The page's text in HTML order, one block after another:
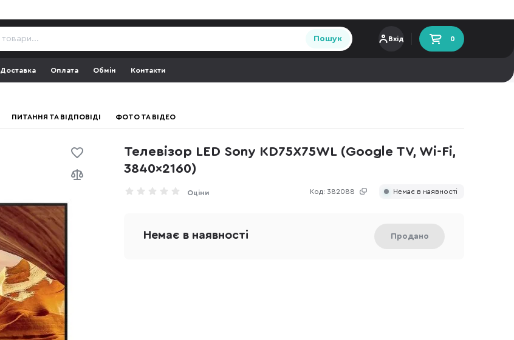
Пошук Вхід 0
Доставка Оплата Обмін Контакти
ПИТАННЯ ТА ВІДПОВІДІ ФОТО ТА ВІДЕО
Телевізор LED Sony KD75X75WL (Google TV, Wi-Fi,
3840x2160)
Код: 382088
Оціни Немає в наявності
Немає в наявності Продано